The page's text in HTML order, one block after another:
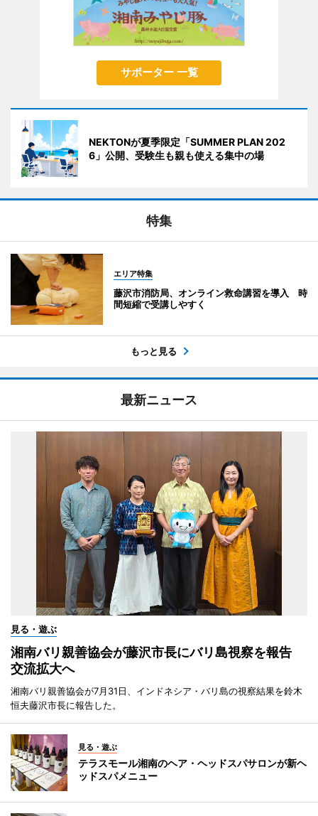
サポーター 一覧
NEKTONが夏季限定「SUMMER PLAN 202
6」公開、受験生も親も使える集中の場
特集
エリア特集
藤沢市消防局、オンライン救命講習を導入 時
間短縮で受講しやすく
もっと見る
最新ニュース
見る・遊ぶ
湘南バリ親善協会が藤沢市長にバリ島視察を報告
交流拡大へ
湘南バリ親善協会が7月31日、インドネシア・バリ島の視察結果を鈴木
恒夫藤沢市長に報告した。
見る・遊ぶ
テラスモール湘南のヘア・ヘッドスパサロンが新ヘ
ッドスパメニュー